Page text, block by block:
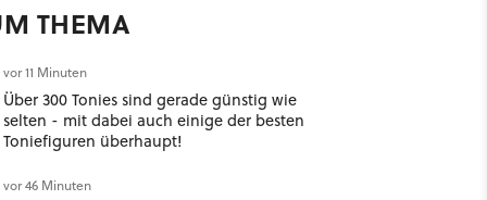
THEMA
vor 11 Minuten
Über 300 Tonies sind gerade günstig wie
selten - mit dabei auch einige der besten
Toniefiguren überhaupt!
vor 46 Minuten